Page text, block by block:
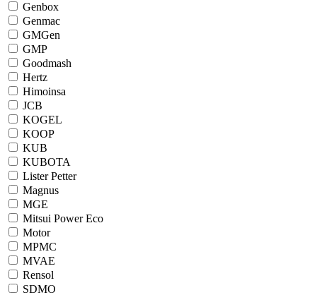
Genbox
Genmac
GMGen
GMP
Goodmash
Hertz
Himoinsa
JCB
KOGEL
KOOP
KUB
KUBOTA
Lister Petter
Magnus
MGE
Mitsui Power Eco
Motor
MPMC
MVAE
Rensol
SDMO